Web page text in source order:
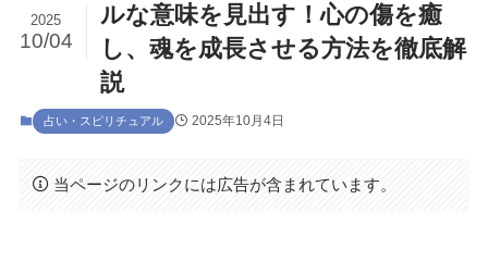
ルな意味を見出す！心の傷を癒
し、魂を成長させる方法を徹底解
説
2025
10/04
占い・スピリチュアル 2025年10月4日
当ページのリンクには広告が含まれています。